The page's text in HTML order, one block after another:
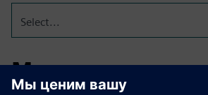
Select...
Модули